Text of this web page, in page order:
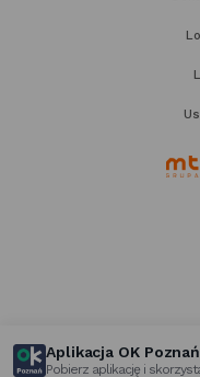
Aplikacja OK Poznań
Pobierz aplikację i